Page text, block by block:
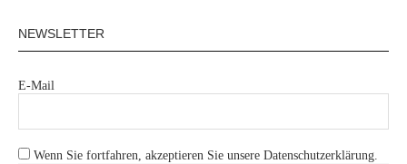
NEWSLETTER
E-Mail
Wenn Sie fortfahren, akzeptieren Sie unsere Datenschutzerklärung.